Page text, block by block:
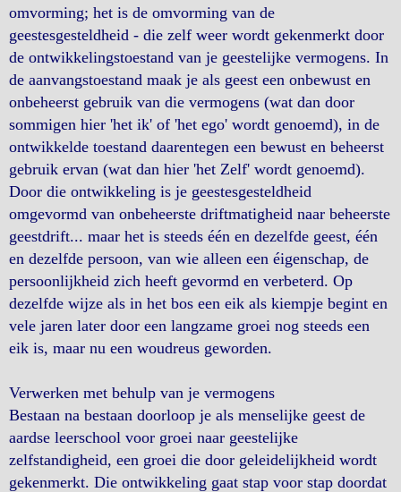
omvorming; het is de omvorming van de
geestesgesteldheid - die zelf weer wordt gekenmerkt door
de ontwikkelingstoestand van je geestelijke vermogens. In
de aanvangstoestand maak je als geest een onbewust en
onbeheerst gebruik van die vermogens (wat dan door
sommigen hier 'het ik' of 'het ego' wordt genoemd), in de
ontwikkelde toestand daarentegen een bewust en beheerst
gebruik ervan (wat dan hier 'het Zelf' wordt genoemd).
Door die ontwikkeling is je geestesgesteldheid
omgevormd van onbeheerste driftmatigheid naar beheerste
geestdrift... maar het is steeds één en dezelfde geest, één
en dezelfde persoon, van wie alleen een éigenschap, de
persoonlijkheid zich heeft gevormd en verbeterd. Op
dezelfde wijze als in het bos een eik als kiempje begint en
vele jaren later door een langzame groei nog steeds een
eik is, maar nu een woudreus geworden.
Verwerken met behulp van je vermogens
Bestaan na bestaan doorloop je als menselijke geest de
aardse leerschool voor groei naar geestelijke
zelfstandigheid, een groei die door geleidelijkheid wordt
gekenmerkt. Die ontwikkeling gaat stap voor stap doordat